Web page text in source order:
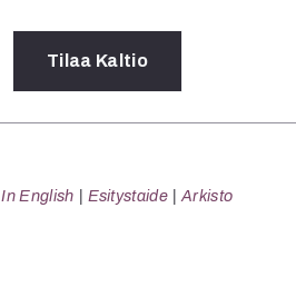
Tilaa Kaltio
In English Esitystaide Arkisto